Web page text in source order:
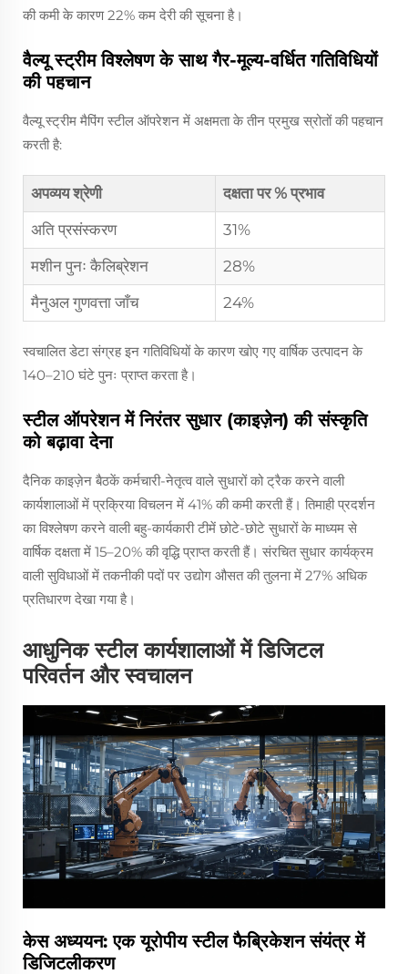
की कमी के कारण 22% कम देरी की सूचना है।
वैल्यू स्ट्रीम विश्लेषण के साथ गैर-मूल्य-वर्धित गतिविधियों
की पहचान
वैल्यू स्ट्रीम मैपिंग स्टील ऑपरेशन में अक्षमता के तीन प्रमुख स्रोतों की पहचान
करती है:
अपव्यय श्रेणी
दक्षता पर % प्रभाव
अति प्रसंस्करण
31%
मशीन पुनः कैलिब्रेशन
28%
मैनुअल गुणवत्ता जाँच
24%
स्वचालित डेटा संग्रह इन गतिविधियों के कारण खोए गए वार्षिक उत्पादन के
140–210 घंटे पुनः प्राप्त करता है।
स्टील ऑपरेशन में निरंतर सुधार (काइज़ेन) की संस्कृति
को बढ़ावा देना
दैनिक काइज़ेन बैठकें कर्मचारी-नेतृत्व वाले सुधारों को ट्रैक करने वाली
कार्यशालाओं में प्रक्रिया विचलन में 41% की कमी करती हैं। तिमाही प्रदर्शन
का विश्लेषण करने वाली बहु-कार्यकारी टीमें छोटे-छोटे सुधारों के माध्यम से
वार्षिक दक्षता में 15–20% की वृद्धि प्राप्त करती हैं। संरचित सुधार कार्यक्रम
वाली सुविधाओं में तकनीकी पदों पर उद्योग औसत की तुलना में 27% अधिक
प्रतिधारण देखा गया है।
आधुनिक स्टील कार्यशालाओं में डिजिटल
परिवर्तन और स्वचालन
केस अध्ययन: एक यूरोपीय स्टील फैब्रिकेशन संयंत्र में
डिजिटलीकरण